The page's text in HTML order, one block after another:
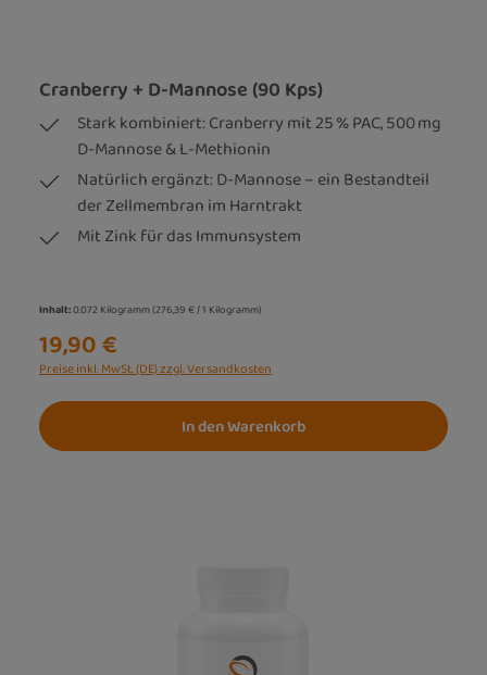
Cranberry + D-Mannose (90 Kps)
Stark kombiniert: Cranberry mit 25 % PAC, 500 mg
D-Mannose & L-Methionin
Natürlich ergänzt: D-Mannose – ein Bestandteil
der Zellmembran im Harntrakt
Mit Zink für das Immunsystem
Inhalt:0.072 Kilogramm(276,39 € / 1 Kilogramm)
19,90 €
Preise inkl. MwSt. (DE) zzgl. Versandkosten
In den Warenkorb